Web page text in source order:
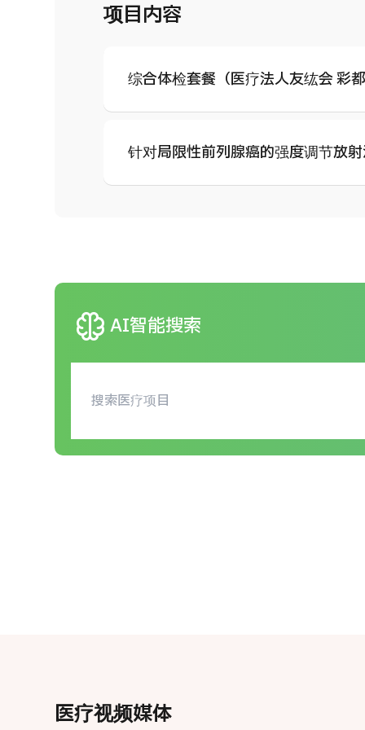
项目内容
综合体检套餐（医疗法人友纮会 彩
针对局限性前列腺癌的强度调节放
neurologyAI智能搜索
医疗视频媒体